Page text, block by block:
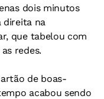
dois minutos
direita na
que tabelou com
redes.
de boas-
acabou sendo